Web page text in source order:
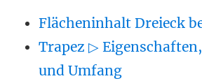
Flächeninhalt Dreieck
Trapez ▷
und Umfang